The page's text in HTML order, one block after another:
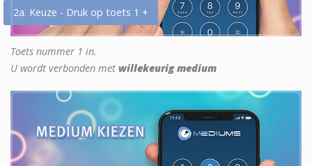
2a. Keuze - Druk op toets 1 +
Toets nummer 1 in.
U wordt verbonden met willekeurig medium